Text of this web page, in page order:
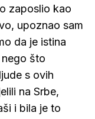
zaposlio kao
upoznao sam
da je istina
što
s ovih
na Srbe,
i bila je to